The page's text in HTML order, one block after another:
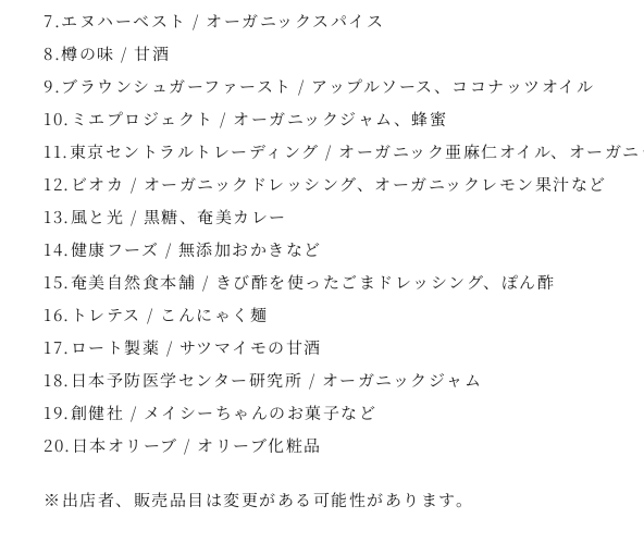
7.エヌハーベスト / オーガニックスパイス
8.樽の味 / 甘酒
9.ブラウンシュガーファースト / アップルソース、ココナッツオイル
10.ミエプロジェクト / オーガニックジャム、蜂蜜
11.東京セントラルトレーディング / オーガニック亜麻仁オイル、オーガ
12.ビオカ / オーガニックドレッシング、オーガニックレモン果汁など
13.風と光 / 黒糖、奄美カレー
14.健康フーズ / 無添加おかきなど
15.奄美自然食本舗 / きび酢を使ったごまドレッシング、ぽん酢
16.トレテス / こんにゃく麺
17.ロート製薬 / サツマイモの甘酒
18.日本予防医学センター研究所 / オーガニックジャム
19.創健社 / メイシーちゃんのお菓子など
20.日本オリーブ / オリーブ化粧品
※出店者、販売品目は変更がある可能性があります。